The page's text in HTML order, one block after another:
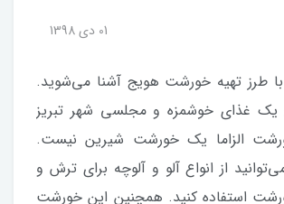
01 دی 1398
طرز تهیه خورشت هویج آشنا می‌شوید.
غذای خوشمزه و مجلسی شهر تبریز
الزاما یک خورشت شیرین نیست.
از انواع آلو و آلوچه برای ترش و
استفاده کنید. همچنین این خورشت